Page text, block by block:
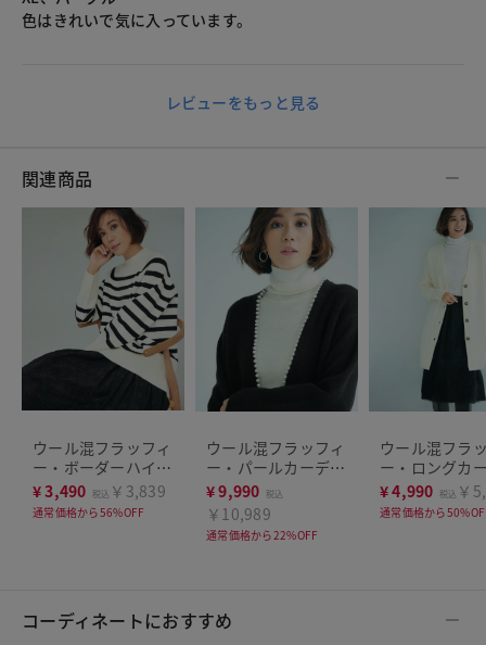
色はきれいで気に入っています。
レビューをもっと見る
関連商品
ウール混フラッフィ
ー・ボーダーハイネ
ック
¥3,490 税込 ￥3,839
通常価格から56%OFF
ウール混フラッフィ
ー・パールカーディ
ガン
¥9,990 税込
￥10,989
通常価格から22%OFF
ウール混フラ
ー・ロングカ
ガン
¥4,990 税込 ￥
通常価格から
コーディネートにおすすめ